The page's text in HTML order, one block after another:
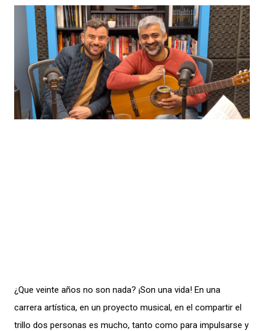
¿Que veinte años no son nada? ¡Son una vida! En una
carrera artística, en un proyecto musical, en el compartir el
trillo dos personas es mucho, tanto como para impulsarse y